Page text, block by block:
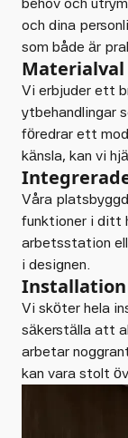
och dina
som både är
Materialval
Vi erbjuder ett
ytbehandlingar
föredrar ett
känsla, kan vi
Våra
funktioner i ditt
arbetsstation
i designen.
Installation
Vi sköter hela
säkerställa att
arbetar
kan vara stolt